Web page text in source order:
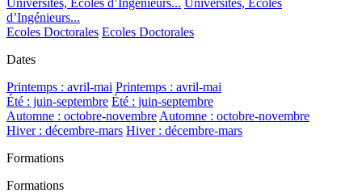
Universités, Ecoles d’Ingénieurs... Universités, Ecoles
d’Ingénieurs...
Ecoles Doctorales Ecoles Doctorales
Dates
Printemps : avril-mai Printemps : avril-mai
Été : juin-septembre Été : juin-septembre
Automne : octobre-novembre Automne : octobre-novembre
Hiver : décembre-mars Hiver : décembre-mars
Formations
Formations